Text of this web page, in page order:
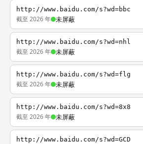
http://www.baidu.com/s?wd=bbc
截至 2026 年 未屏蔽
http://www.baidu.com/s?wd=nhl
截至 2026 年 未屏蔽
http://www.baidu.com/s?wd=flg
截至 2026 年 未屏蔽
http://www.baidu.com/s?wd=8x8
截至 2026 年 未屏蔽
http://www.baidu.com/s?wd=GCD